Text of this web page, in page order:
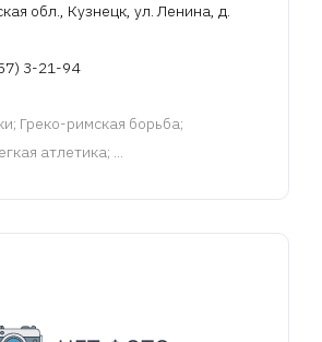
обл., Кузнецк, ул. Ленина, д.
3-21-94
; Греко-римская борьба;
атлетика; ...